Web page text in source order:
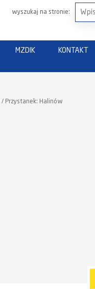
MZDIK KONTAKT
wyszukaj na stronie:
/ Przystanek: Halinów